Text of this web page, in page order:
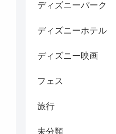
ディズニーパーク
ディズニーホテル
ディズニー映画
フェス
旅行
未分類